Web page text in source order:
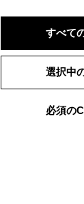
すべて
選択中
必須の